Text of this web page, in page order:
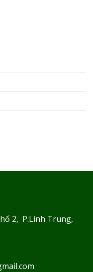
2, P.Linh Trung,